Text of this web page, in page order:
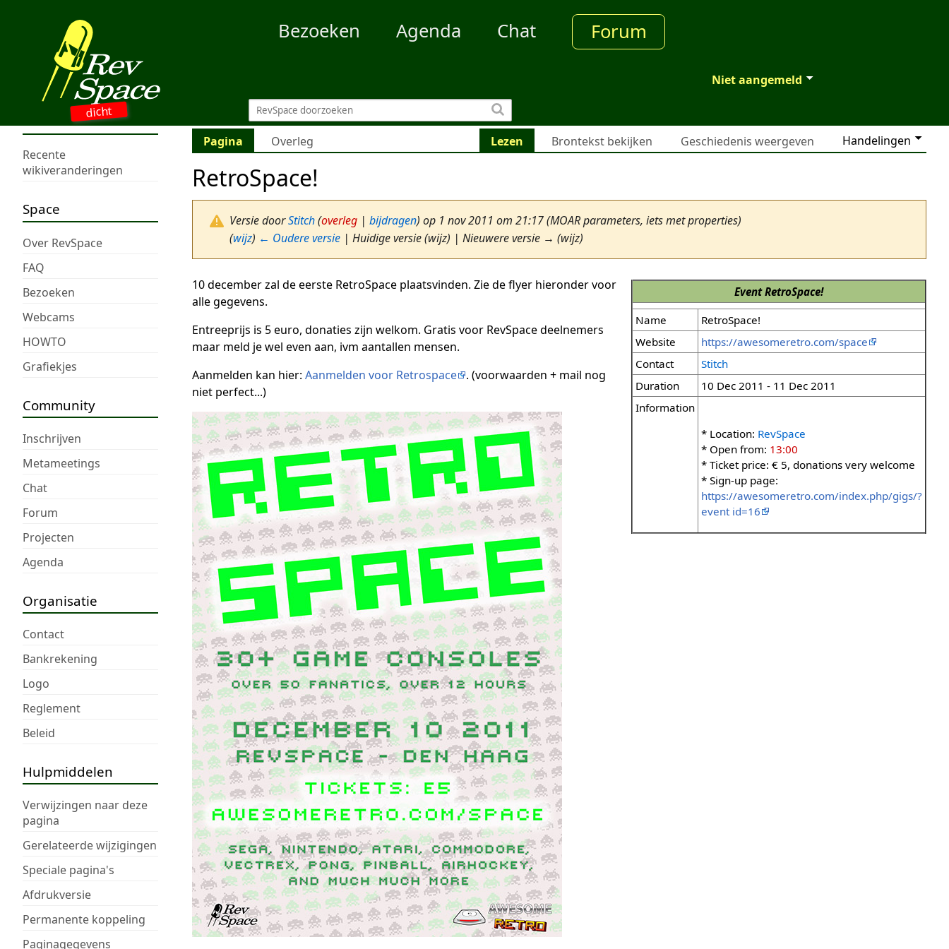
dicht
Bezoeken Agenda Chat Forum
Niet aangemeld
Recente
wikiveranderingen
Space
Over RevSpace
FAQ
Bezoeken
Webcams
HOWTO
Grafiekjes
Community
Inschrijven
Metameetings
Chat
Forum
Projecten
Agenda
Organisatie
Contact
Bankrekening
Logo
Reglement
Beleid
Hulpmiddelen
Verwijzingen naar deze
pagina
Gerelateerde wijzigingen
Speciale pagina's
Afdrukversie
Permanente koppeling
Paginagegevens
Pagina Overleg Handelingen
Lezen Brontekst bekijken Geschiedenis weergeven
RetroSpace!
Versie doorStitch(overleg | bijdragen) op 1 nov 2011 om 21:17(MOAR parameters, iets met properties)
(wijz) ← Oudere versie | Huidige versie (wijz) | Nieuwere versie → (wijz)
EventRetroSpace!
Name
RetroSpace!
Website
https://awesomeretro.com/space
Contact
Stitch
Duration
10 Dec 2011 - 11 Dec 2011
Information
* Location: RevSpace
* Open from: 13:00
* Ticket price: € 5, donations very welcome
* Sign-up page:
https://awesomeretro.com/index.php/gigs/?
event id=16
10 december zal de eerste RetroSpace plaatsvinden. Zie de flyer hieronder voor
alle gegevens.
Entreeprijs is 5 euro, donaties zijn welkom. Gratis voor RevSpace deelnemers
maar meld je wel even aan, ivm aantallen mensen.
Aanmelden kan hier: Aanmelden voor Retrospace
. (voorwaarden + mail nog
niet perfect...)